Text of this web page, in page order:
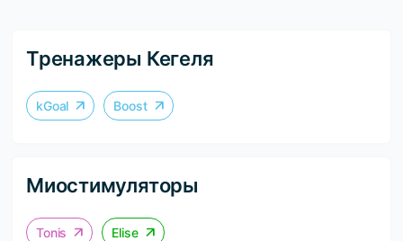
Тренажеры Кегеля
kGoal Boost
Миостимуляторы
Tonis Elise